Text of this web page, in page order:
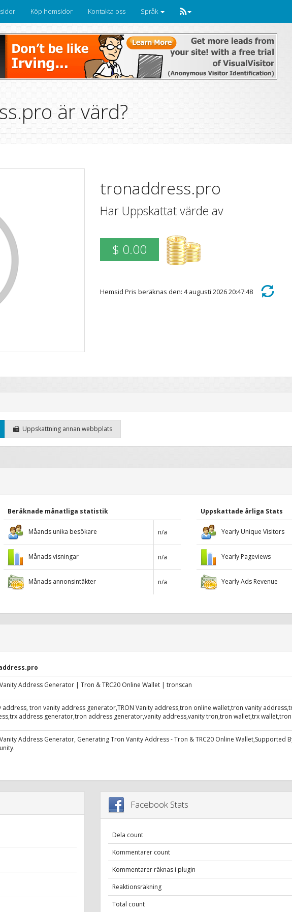
Köp hemsidor Kontakta oss Språk
är värd?
tronaddress.pro
Har Uppskattat värde av
$ 0.00
Hemsid Pris beräknas den: 4 augusti 2026 20:47:48
Uppskattning annan webbplats
Beräknade månatliga statistik
Måands unika besökare n/a
Månads visningar n/a
Månads annonsintäkter n/a
Uppskattade årliga Stats
Yearly Unique Visitors
Yearly Pageviews
Yearly Ads Revenue
Address Generator | Tron & TRC20 Online Wallet | tronscan
address, tron vanity address generator,TRON Vanity address,tron online wallet,tron vanity
address generator,tron address generator,vanity address,vanity tron,tron wallet,trx
Address Generator, Generating Tron Vanity Address - Tron & TRC20 Online Wallet,Supported
Facebook Stats
Dela count
Kommentarer count
Kommentarer räknas i plugin
Reaktionsräkning
Total count